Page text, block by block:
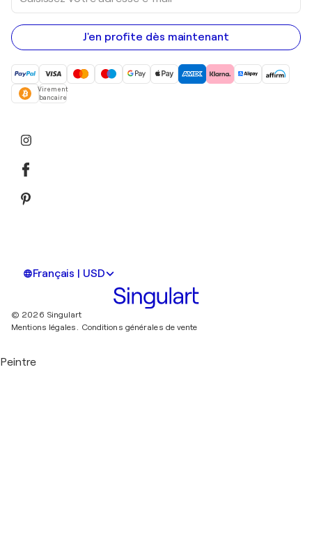
adresse
e-
mail
J'en profite dès maintenant
Virement
bancaire
Français | USD
© 2026 Singulart
Mentions légales. Conditions générales de vente
Peintre